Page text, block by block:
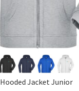
Hooded Jacket Junior